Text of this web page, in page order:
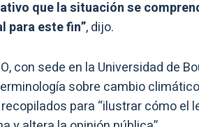
que la situación se
para este fin”, dijo.
con sede en la Universidad de
sobre cambio
para “ilustrar cómo el